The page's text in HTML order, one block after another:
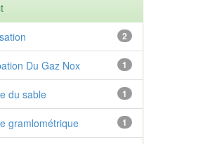
2
1
Du Gaz Nox
1
du sable
1
gramlométrique